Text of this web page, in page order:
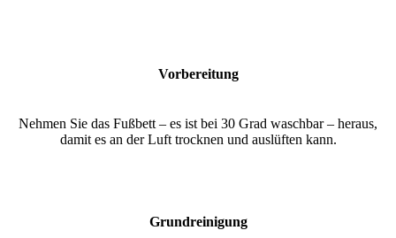
Vorbereitung
Nehmen Sie das Fußbett – es ist bei 30 Grad waschbar – heraus,
damit es an der Luft trocknen und auslüften kann.
Grundreinigung